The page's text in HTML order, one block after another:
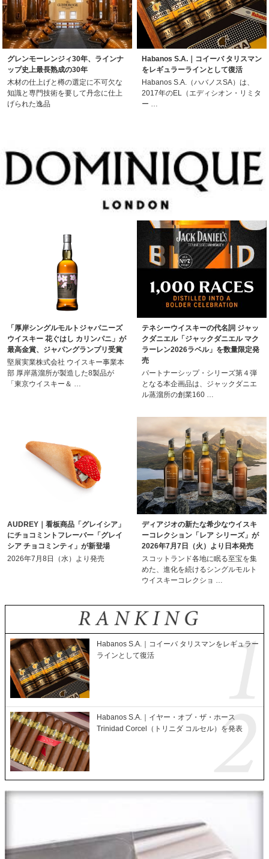
グレンモーレンジィ30年、ラインナ
ップ史上最長熟成の30年
木材の仕上げと樽の選定に不可欠な
知識と専門技術を要して丹念に仕上
げられた逸品
Habanos S.A.｜コイーバ タリスマン
をレギュラーラインとして復活
Habanos S.A.（ハバノスSA）は、
2017年のEL（エディシオン・リミタ
ー …
「厚岸シングルモルトジャパニーズ
ウイスキー 花ぐはし カリンパニ」が
最高金賞、ジャパングランプリ受賞
堅展実業株式会社 ウイスキー事業本
部 厚岸蒸溜所が製造した8製品が
「東京ウイスキー＆ …
テネシーウイスキーの代名詞 ジャッ
クダニエル「ジャックダニエル マク
ラーレン2026ラベル」を数量限定発
売
パートナーシップ・シリーズ第４弾
となる本企画品は、ジャックダニエ
ル蒸溜所の創業160 …
AUDREY｜看板商品「グレイシア」
にチョコミントフレーバー「グレイ
シア チョコミンティ」が新登場
2026年7月8日（水）より発売
ディアジオの新たな希少なウイスキ
ーコレクション「レア シリーズ」が
2026年7月7日（火）より日本発売
スコットランド各地に眠る至宝を集
めた、進化を続けるシングルモルト
ウイスキーコレクショ …
Habanos S.A.｜コイーバ タリスマンをレギュラー
ラインとして復活
Habanos S.A.｜イヤー・オブ・ザ・ホース
Trinidad Corcel（トリニダ コルセル）を発表